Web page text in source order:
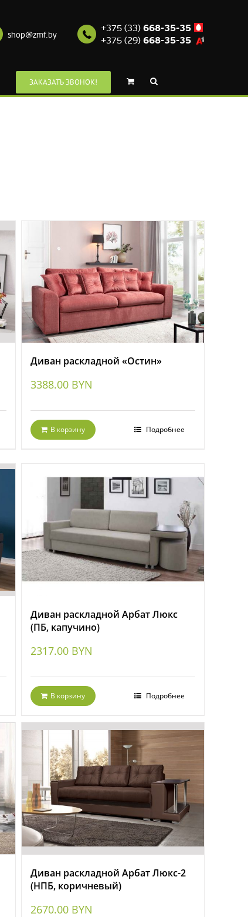
shop@zmf.by
+375 (33) 668-35-35
+375 (29) 668-35-35
ЗАКАЗАТЬ ЗВОНОК!
Диван раскладной «Остин»
3388.00 BYN
В корзину Подробнее
Диван раскладной Арбат Люкс
(ПБ, капучино)
2317.00 BYN
В корзину Подробнее
Диван раскладной Арбат Люкс-2
(НПБ, коричневый)
2670.00 BYN